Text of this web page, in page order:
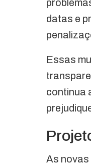
datas e
Essas
continua
As novas